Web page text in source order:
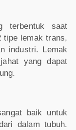
terbentuk saat
tipe lemak trans,
industri. Lemak
yang dapat
baik untuk
dalam tubuh.